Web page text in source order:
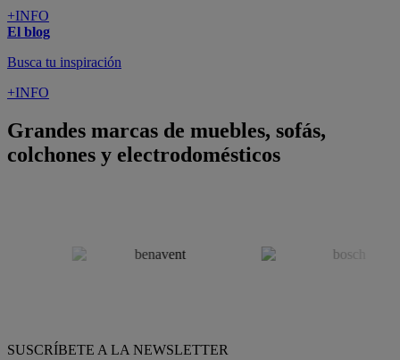
+INFO
El blog
Busca tu inspiración
+INFO
Grandes marcas de muebles, sofás,
colchones y electrodomésticos
SUSCRÍBETE A LA NEWSLETTER